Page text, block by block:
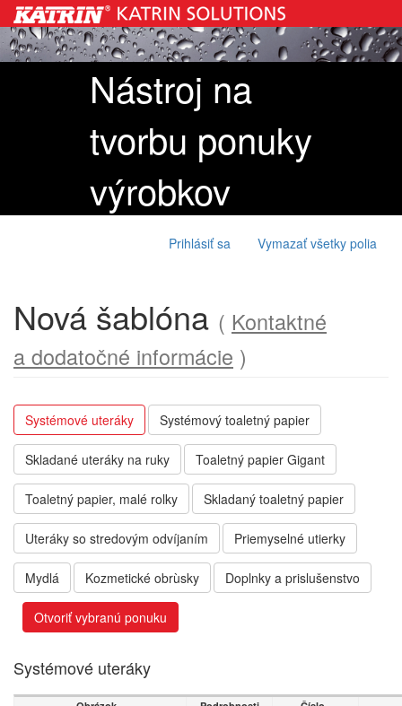
Nástroj na
tvorbu ponuky
výrobkov
Prihlásiť sa Vymazať všetky polia
Nová šablóna ( Kontaktné
a dodatočné informácie )
Systémové uteráky Systémový toaletný papier
Skladané uteráky na ruky Toaletný papier Gigant
Toaletný papier, malé rolky Skladaný toaletný papier
Uteráky so stredovým odvíjaním Priemyselné utierky
Mydlá Kozmetické obrùsky Doplnky a prislušenstvo
Otvoriť vybranú ponuku
Systémové uteráky